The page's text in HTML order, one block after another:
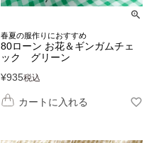
春夏の服作りにおすすめ
80ローン お花＆ギンガムチェ
ック グリーン
¥935税込
カートに入れる